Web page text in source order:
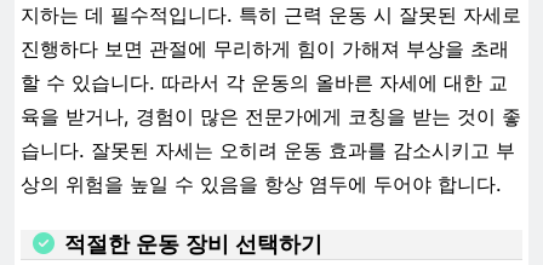
지하는 데 필수적입니다. 특히 근력 운동 시 잘못된 자세로
진행하다 보면 관절에 무리하게 힘이 가해져 부상을 초래
할 수 있습니다. 따라서 각 운동의 올바른 자세에 대한 교
육을 받거나, 경험이 많은 전문가에게 코칭을 받는 것이 좋
습니다. 잘못된 자세는 오히려 운동 효과를 감소시키고 부
상의 위험을 높일 수 있음을 항상 염두에 두어야 합니다.
적절한 운동 장비 선택하기